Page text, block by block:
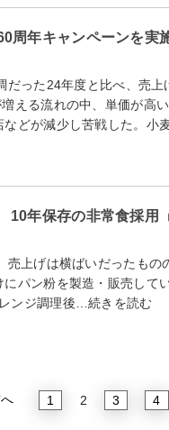
周年キャンペーンを実
った24年度と比べ、売上
える流れの中、単価が高
どが減少し苦戦した。小
年保存の非常食採用
上げは横ばいだったもの
にパン粉を製造・販売し
ンジ調理後…続きを読む
1 2 3 4